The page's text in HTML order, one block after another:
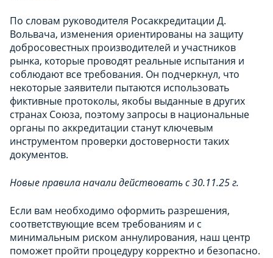
По словам руководителя Росаккредитации Д.
Вольвача, изменения ориентированы на защиту
добросовестных производителей и участников
рынка, которые проводят реальные испытания и
соблюдают все требования. Он подчеркнул, что
некоторые заявители пытаются использовать
фиктивные протоколы, якобы выданные в других
странах Союза, поэтому запросы в национальные
органы по аккредитации станут ключевым
инструментом проверки достоверности таких
документов.
Новые правила начали действовать с 30.11.25 г.
Если вам необходимо оформить разрешения,
соответствующие всем требованиям и с
минимальным риском аннулирования, наш центр
поможет пройти процедуру корректно и безопасно.